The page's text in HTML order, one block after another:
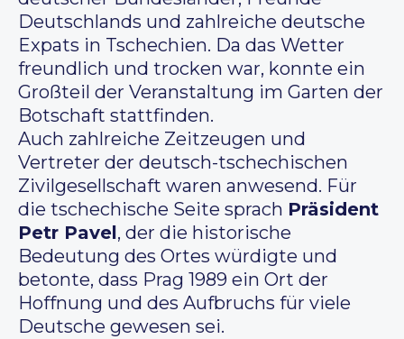
Deutschlands und zahlreiche deutsche
Expats in Tschechien. Da das Wetter
freundlich und trocken war, konnte ein
Großteil der Veranstaltung im Garten der
Botschaft stattfinden.
Auch zahlreiche Zeitzeugen und
Vertreter der deutsch-tschechischen
Zivilgesellschaft waren anwesend. Für
die tschechische Seite sprach Präsident
Petr Pavel, der die historische
Bedeutung des Ortes würdigte und
betonte, dass Prag 1989 ein Ort der
Hoffnung und des Aufbruchs für viele
Deutsche gewesen sei.